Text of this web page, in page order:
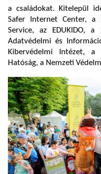
a családokat. Kitelepül
Safer Internet Center, a
Service, az EDUKIDO,
Adatvédelmi és
Kibervédelmi Intézet, a
Hatóság, a Nemzeti